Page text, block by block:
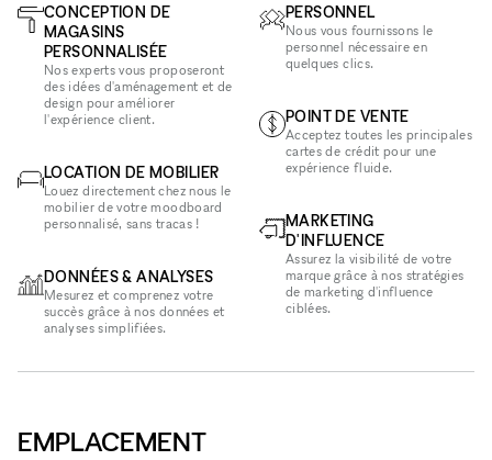
CONCEPTION DE
MAGASINS
PERSONNALISÉE
Nos experts vous proposeront
des idées d'aménagement et de
design pour améliorer
l'expérience client.
LOCATION DE MOBILIER
Louez directement chez nous le
mobilier de votre moodboard
personnalisé, sans tracas !
DONNÉES & ANALYSES
Mesurez et comprenez votre
succès grâce à nos données et
analyses simplifiées.
PERSONNEL
Nous vous fournissons le
personnel nécessaire en
quelques clics.
POINT DE VENTE
Acceptez toutes les principales
cartes de crédit pour une
expérience fluide.
MARKETING
D'INFLUENCE
Assurez la visibilité de votre
marque grâce à nos stratégies
de marketing d'influence
ciblées.
EMPLACEMENT